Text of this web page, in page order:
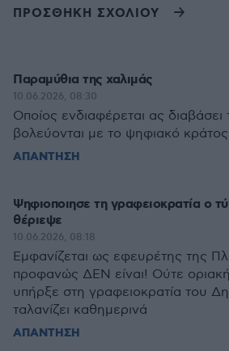
ΠΡΟΣΘΗΚΗ ΣΧΟΛΙΟΥ
Παραμύθια της χαλιμάς
10.06.2026, 08:30
Οποίος ενδιαφέρεται ας
βολεύονται με το ψηφιακό
ΑΠΑΝΤΗΣΗ
Ψηφιοποιησε τη γραφειοκρατία ο
θέριεψε
10.06.2026, 08:18
Εμφανίζεται ως εφευρέτης της
προφανώς ΔΕΝ είναι! Ούτε
υπήρξε στη γραφειοκρατία του
ταλανίζει καθημερινά
ΑΠΑΝΤΗΣΗ